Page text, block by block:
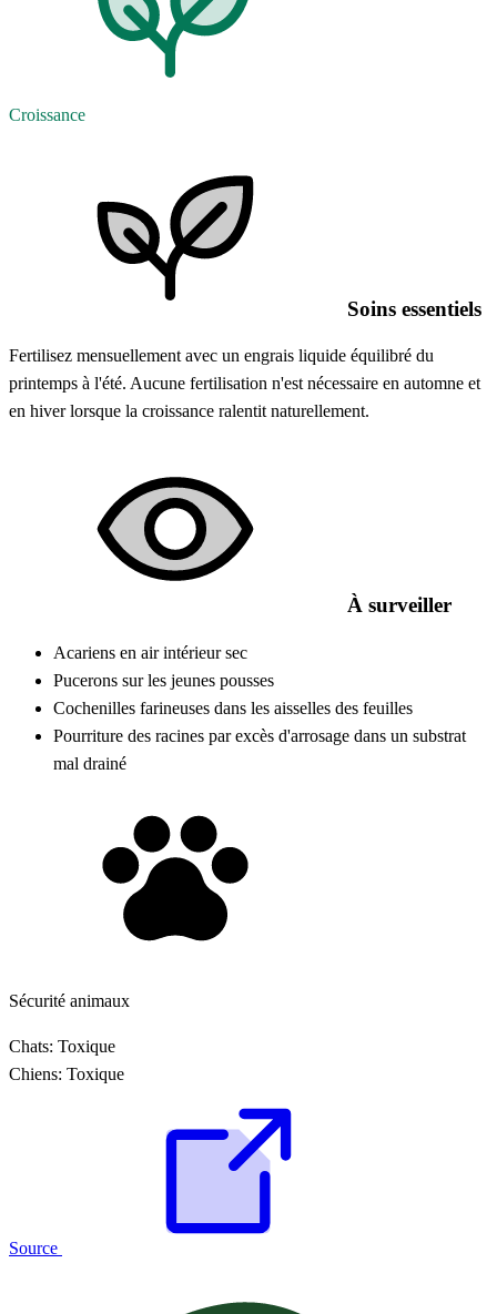
Croissance
Soins essentiels
Fertilisez mensuellement avec un engrais liquide équilibré du
printemps à l'été. Aucune fertilisation n'est nécessaire en automne et
en hiver lorsque la croissance ralentit naturellement.
À surveiller
Acariens en air intérieur sec
Pucerons sur les jeunes pousses
Cochenilles farineuses dans les aisselles des feuilles
Pourriture des racines par excès d'arrosage dans un substrat
mal drainé
Sécurité animaux
Chats: Toxique
Chiens: Toxique
Source